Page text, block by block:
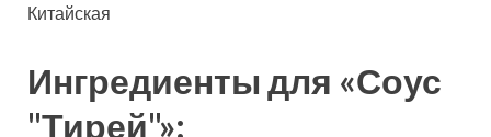
Китайская
Ингредиенты для «Соус
"Тирей"»: